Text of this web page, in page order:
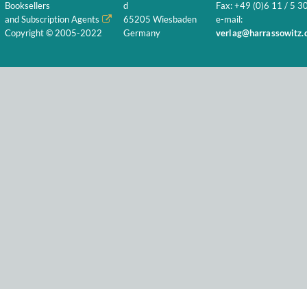
Booksellers
and Subscription Agents
Copyright © 2005-2022
d
65205 Wiesbaden
Germany
Fax: +49 (0)6 11 / 5
e-mail: